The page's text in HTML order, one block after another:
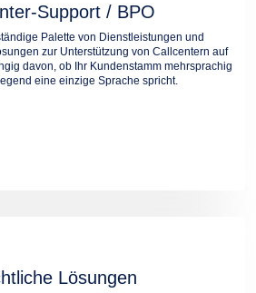
Support / BPO
Palette von Dienstleistungen und
zur Unterstützung von Callcentern auf
davon, ob Ihr Kundenstamm mehrsprachig
eine einzige Sprache spricht.
Lösungen